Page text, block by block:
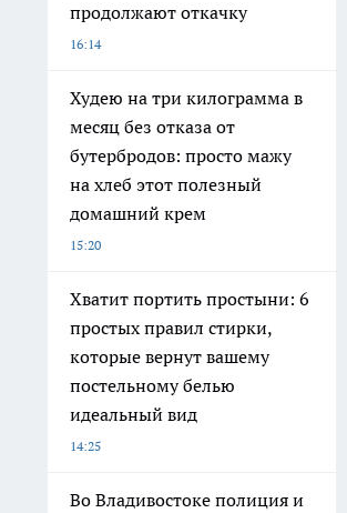
продолжают откачку
16:14
Худею на три килограмма в
месяц без отказа от
бутербродов: просто мажу
на хлеб этот полезный
домашний крем
15:20
Хватит портить простыни: 6
простых правил стирки,
которые вернут вашему
постельному белью
идеальный вид
14:25
Во Владивостоке полиция и